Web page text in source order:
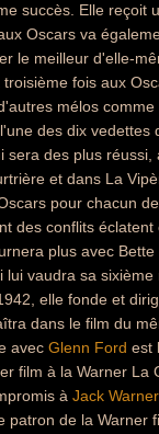
succès. Elle reçoit
Oscars va
le meilleur d'elle-
fois aux
mélos
des dix
sera des plus
et dans La
pour chacun
des conflits
plus avec
lui vaudra sa
elle fonde et
dans le film du
avec Glenn Ford est
film à la Warner La
à Jack Warner
patron de la Warner